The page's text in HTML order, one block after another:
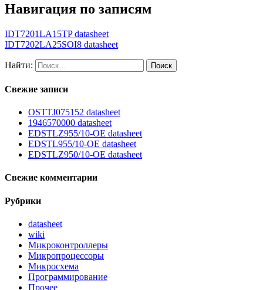
Навигация по записям
IDT7201LA15TP datasheet
IDT7202LA25SOI8 datasheet
Найти:
Свежие записи
OSTTJ075152 datasheet
1946570000 datasheet
EDSTLZ955/10-OE datasheet
EDSTL955/10-OE datasheet
EDSTLZ950/10-OE datasheet
Свежие комментарии
Рубрики
datasheet
wiki
Микроконтроллеры
Микропроцессоры
Микросхема
Программирование
Прочее